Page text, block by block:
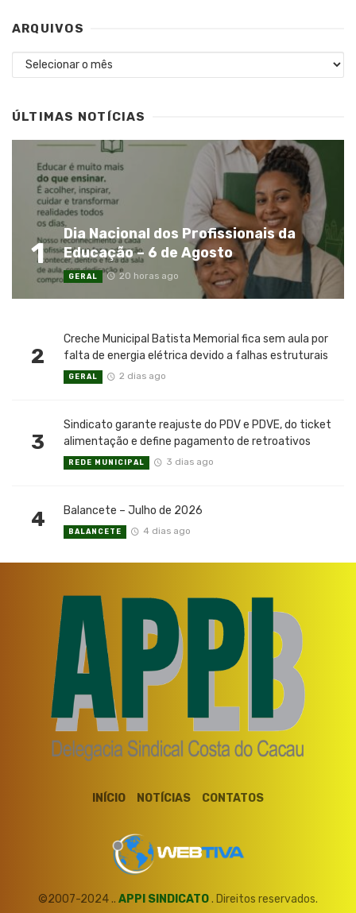
ARQUIVOS
Arquivos
ÚLTIMAS NOTÍCIAS
1
Dia Nacional dos Profissionais da
Educação – 6 de Agosto
GERAL 20 horas ago
2
Creche Municipal Batista Memorial fica sem aula por
falta de energia elétrica devido a falhas estruturais
GERAL 2 dias ago
3
Sindicato garante reajuste do PDV e PDVE, do ticket
alimentação e define pagamento de retroativos
REDE MUNICIPAL 3 dias ago
4 Balancete – Julho de 2026
BALANCETE 4 dias ago
INÍCIO NOTÍCIAS CONTATOS
©2007-2024 .. APPI SINDICATO. Direitos reservados.